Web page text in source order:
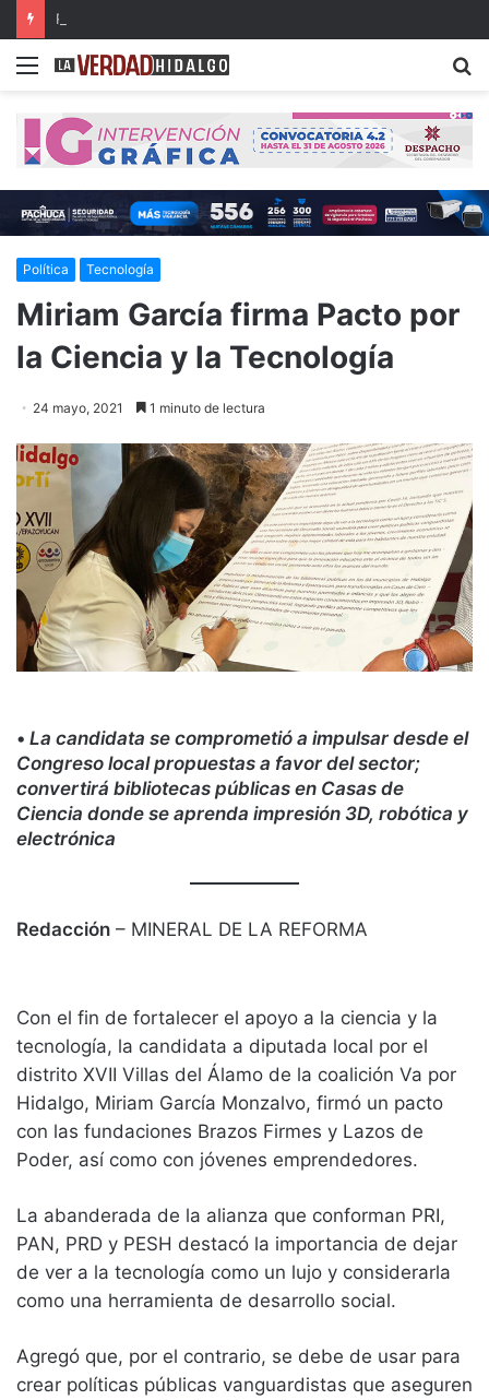
Menu
Política Tecnología
Miriam García firma Pacto por
la Ciencia y la Tecnología
24 mayo, 2021 1 minuto de lectura
• La candidata se comprometió a impulsar desde el
Congreso local propuestas a favor del sector;
convertirá bibliotecas públicas en Casas de
Ciencia donde se aprenda impresión 3D, robótica y
electrónica
Redacción – MINERAL DE LA REFORMA
Con el fin de fortalecer el apoyo a la ciencia y la
tecnología, la candidata a diputada local por el
distrito XVII Villas del Álamo de la coalición Va por
Hidalgo, Miriam García Monzalvo, firmó un pacto
con las fundaciones Brazos Firmes y Lazos de
Poder, así como con jóvenes emprendedores.
La abanderada de la alianza que conforman PRI,
PAN, PRD y PESH destacó la importancia de dejar
de ver a la tecnología como un lujo y considerarla
como una herramienta de desarrollo social.
Agregó que, por el contrario, se debe de usar para
crear políticas públicas vanguardistas que aseguren